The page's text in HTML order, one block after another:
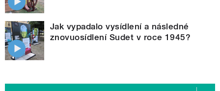
Jak vypadalo vysídlení a následné
znovuosídlení Sudet v roce 1945?